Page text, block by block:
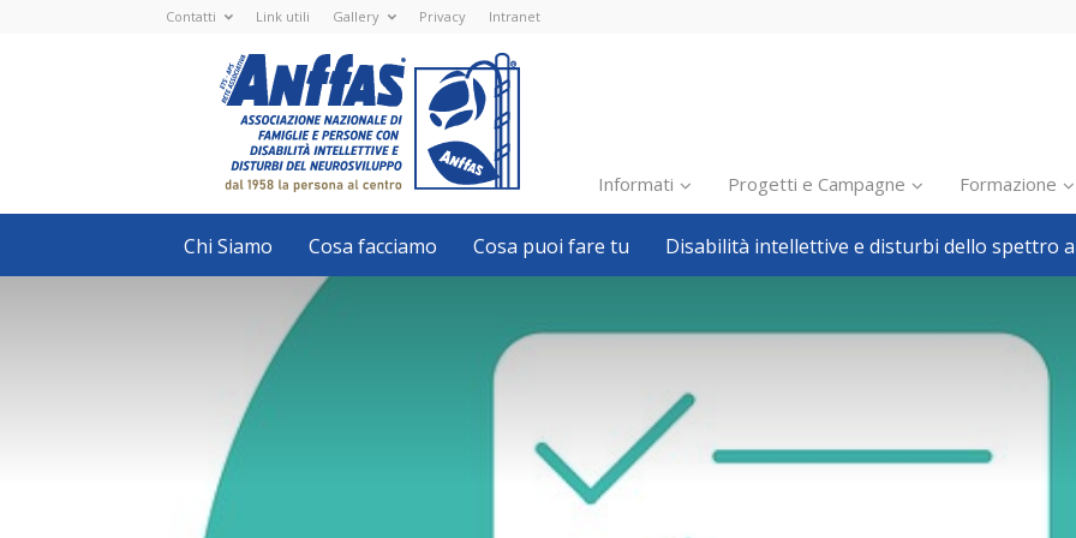
Contatti Link utili Gallery Privacy Intranet
Nazionale
ETS
-
APS
Associazione
Nazionale
di
Famiglie
e
con
disabilità
intellettive
neurosviluppo
Informati
Inclusione scolastica
Inclusione lavorativa
Politiche sociali
Avvisi, bandi
Progetti e Campagne Formazione
Chi Siamo Cosa facciamo Cosa puoi fare tu Disabilità intellettive e disturbi dello spettro